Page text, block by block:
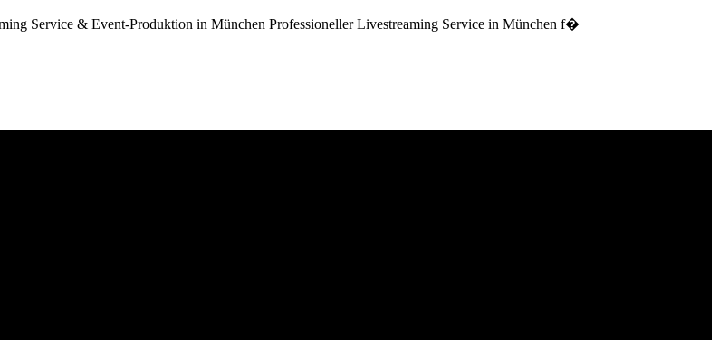
Service & Event-Produktion in München Professioneller Livestreaming Service in München f�